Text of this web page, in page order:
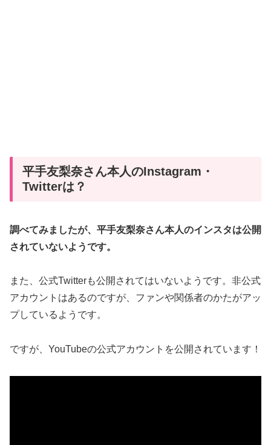
平手友梨奈さん本人のInstagram・
Twitterは？
調べてみましたが、平手友梨奈さん本人のインスタは公開
されていないようです。
また、公式Twitterも公開されてはいないようです。非公式
アカウントはあるのですが、ファンや関係者のかたがアッ
プしているようです。
ですが、YouTubeの公式アカウントを公開されています！